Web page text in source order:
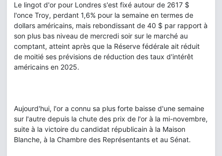
Le lingot d'or pour Londres s'est fixé autour de 2617 $
l'once Troy, perdant 1,6% pour la semaine en termes de
dollars américains, mais rebondissant de 40 $ par rapport à
son plus bas niveau de mercredi soir sur le marché au
comptant, atteint après que la Réserve fédérale ait réduit
de moitié ses prévisions de réduction des taux d'intérêt
américains en 2025.
Aujourd'hui, l'or a connu sa plus forte baisse d'une semaine
sur l'autre depuis la chute des prix de l'or à la mi-novembre,
suite à la victoire du candidat républicain à la Maison
Blanche, à la Chambre des Représentants et au Sénat.